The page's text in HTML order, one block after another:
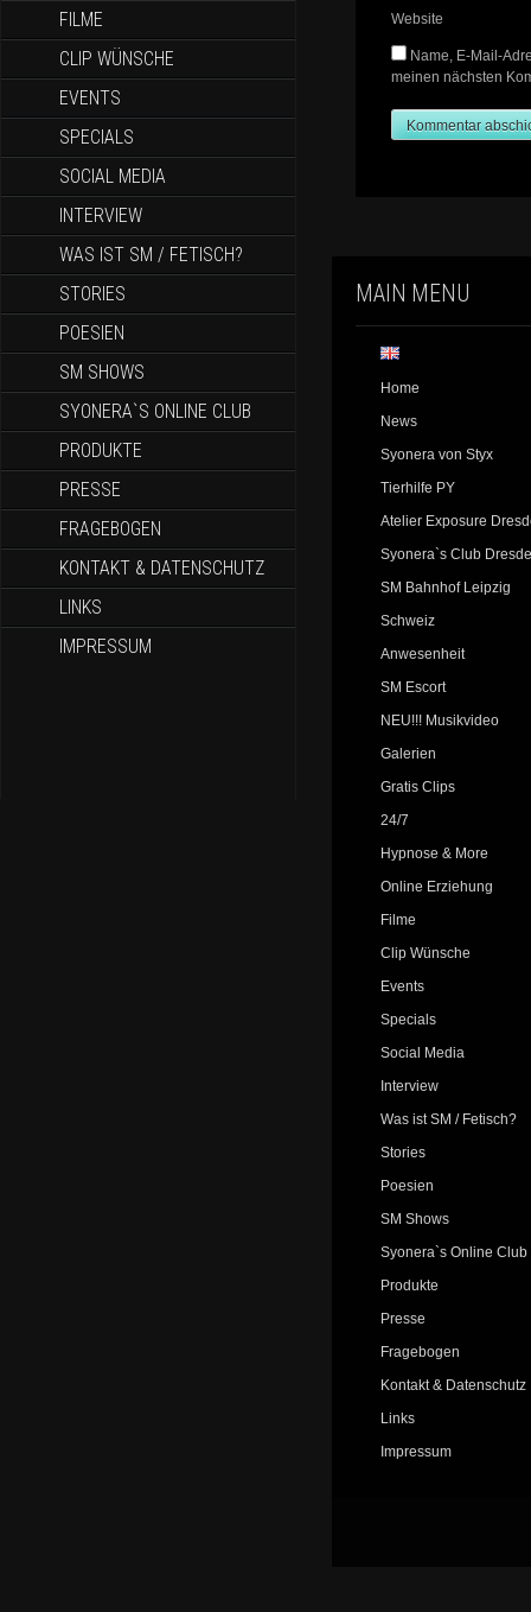
FILME
CLIP WÜNSCHE
EVENTS
SPECIALS
SOCIAL MEDIA
INTERVIEW
WAS IST SM / FETISCH?
STORIES
POESIEN
SM SHOWS
SYONERA`S ONLINE CLUB
PRODUKTE
PRESSE
FRAGEBOGEN
KONTAKT & DATENSCHUTZ
LINKS
IMPRESSUM
Website
Name, E-Mail-
meinen nächsten
MAIN MENU
Home
News
Syonera von Styx
Tierhilfe PY
Atelier Exposure
Syonera`s Club
SM Bahnhof Leipzig
Schweiz
Anwesenheit
SM Escort
NEU!!! Musikvideo
Galerien
Gratis Clips
24/7
Hypnose & More
Online Erziehung
Filme
Clip Wünsche
Events
Specials
Social Media
Interview
Was ist SM / Fetisch?
Stories
Poesien
SM Shows
Syonera`s Online Club
Produkte
Presse
Fragebogen
Kontakt & Datenschutz
Links
Impressum